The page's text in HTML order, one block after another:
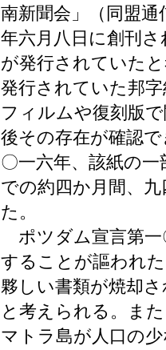
南新聞会」（同盟
年六月八日に創刊
が発行されていた
発行されていた邦
フィルムや復刻版
後その存在が確認
〇一六年、該紙の
での約四か月間、
た。
ポツダム宣言第一
することが謳われ
夥しい書類が焼却
と考えられる。ま
マトラ島が人口の